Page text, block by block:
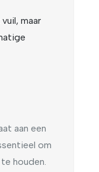
maar
aan een
om
houden.